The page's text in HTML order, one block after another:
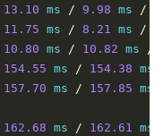
13.10 ms / 9.98 ms /
11.75 ms / 8.21 ms /
10.80 ms / 10.82 ms /
154.55 ms / 154.38 ms
157.70 ms / 157.85 ms
162.68 ms / 162.61 ms